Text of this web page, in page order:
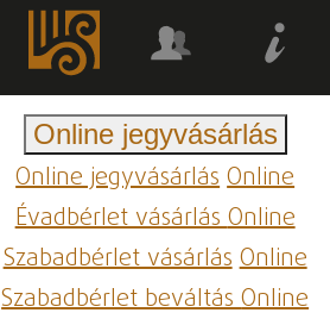
Online jegyvásárlás
Online jegyvásárlásOnline
Évadbérlet vásárlásOnline
Szabadbérlet vásárlásOnline
Szabadbérlet beváltásOnline